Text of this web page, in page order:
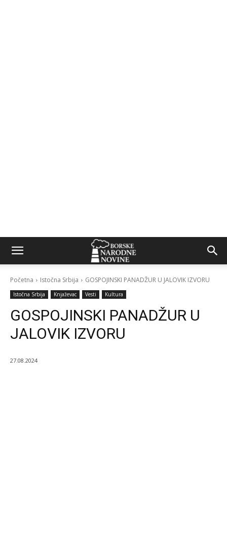
Početna Istočna Srbija GOSPOJINSKI PANADŽUR U JALOVIK IZVORU
Istočna Srbija Knjaževac Vesti Kultura
GOSPOJINSKI PANADŽUR U
JALOVIK IZVORU
27.08.2024